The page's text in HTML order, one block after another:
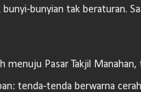
bunyian tak beraturan.
Pasar Takjil Manahan,
tenda-tenda berwarna